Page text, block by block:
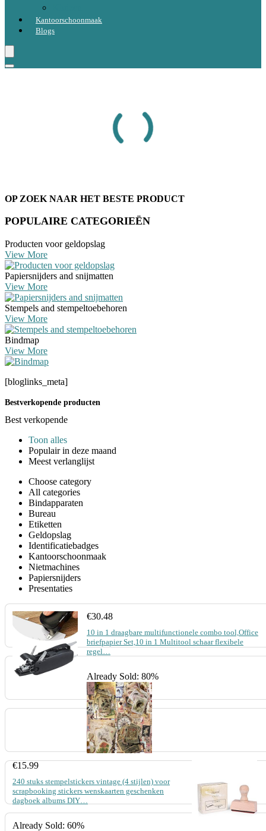
Kantoorschoonmaak
Blogs
OP ZOEK NAAR HET BESTE PRODUCT
POPULAIRE CATEGORIEËN
Producten voor geldopslag
View More
Papiersnijders and snijmatten
View More
Stempels and stempeltoebehoren
View More
Bindmap
View More
[bloglinks_meta]
Bestverkopende producten
Best verkopende
Toon alles
Populair in deze maand
Meest verlanglijst
Choose category
All categories
Bindapparaten
Bureau
Etiketten
Geldopslag
Identificatiebadges
Kantoorschoonmaak
Nietmachines
Papiersnijders
Presentaties
€30.48
10 in 1 draagbare multifunctionele combo tool,Office
briefpapier Set,10 in 1 Multitool schaar flexibele
regel…
Already Sold: 80%
€15.99
240 stuks stempelstickers vintage (4 stijlen) voor
scrapbooking stickers wenskaarten geschenken
dagboek albums DIY…
Already Sold: 60%